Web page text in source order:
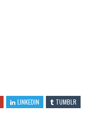
LINKEDIN
TUMBLR